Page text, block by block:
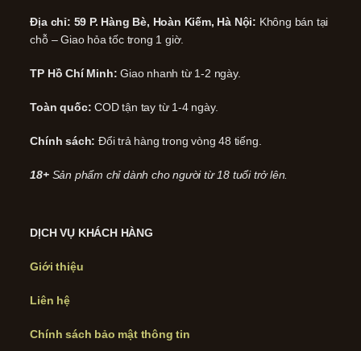
Địa chỉ: 59 P. Hàng Bè, Hoàn Kiếm, Hà Nội: Không bán tại
chỗ – Giao hỏa tốc trong 1 giờ.
TP Hồ Chí Minh: Giao nhanh từ 1-2 ngày.
Toàn quốc: COD tận tay từ 1-4 ngày.
Chính sách: Đổi trả hàng trong vòng 48 tiếng.
18+ Sản phẩm chỉ dành cho người từ 18 tuổi trở lên.
DỊCH VỤ KHÁCH HÀNG
Giới thiệu
Liên hệ
Chính sách bảo mật thông tin